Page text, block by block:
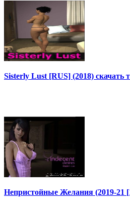
Sisterly Lust [RUS] (2018) скачать
Непристойные Желания (2019-21